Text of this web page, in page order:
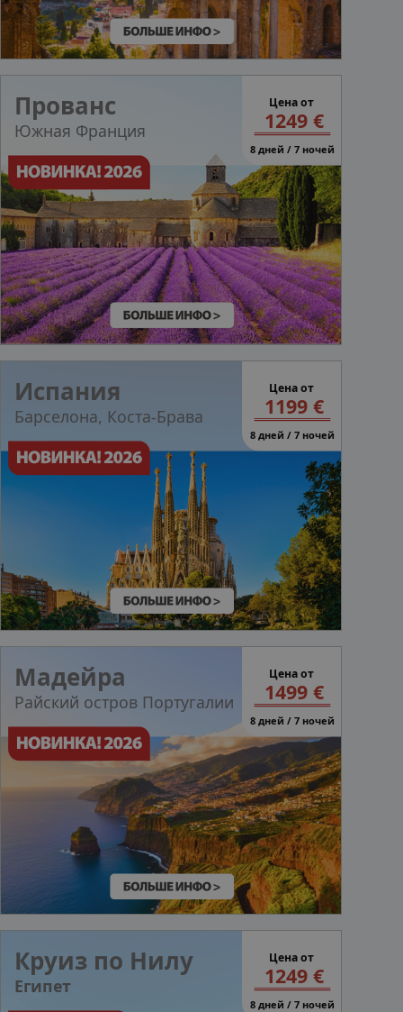
Прованс
Южная Франция
Цена от
1249 €
8 дней / 7 ночей
Испания
Барселона, Коста-Брава
Цена от
1199 €
8 дней / 7 ночей
Мадейра
Райский остров Португалии
Цена от
1499 €
8 дней / 7 ночей
Круиз по Нилу
Египет
Цена от
1249 €
8 дней / 7 ночей